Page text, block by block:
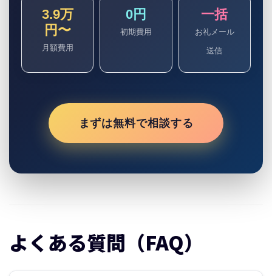
3.9万
円〜
月額費用
0円
初期費用
一括
お礼メール
送信
まずは無料で相談する
よくある質問（FAQ）